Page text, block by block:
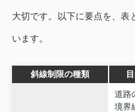
大切です。以下に要点を、表
います。
斜線制限の種類
道路
境界